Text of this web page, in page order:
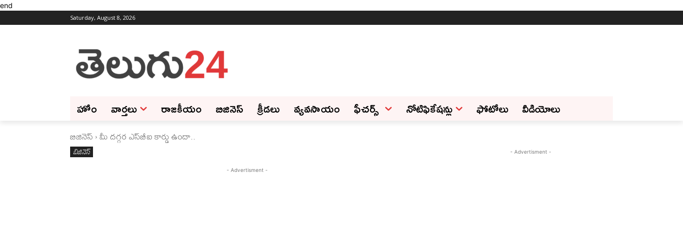
end
Saturday, August 8, 2026
హోం వార్తలు రాజకీయం బిజినెస్‌ క్రీడలు వ్యవసాయం ఫీచ‌ర్స్ ‌ నోటిఫికేషన్లు ఫోటోలు వీడియోలు
బిజినెస్‌ మీ దగ్గర ఎస్‌బీఐ కార్డు ఉందా..
బిజినెస్‌
- Advertisment -
- Advertisment -